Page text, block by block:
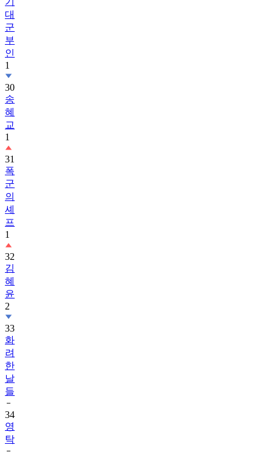
대
군
부
인
1
30
송
혜
교
1
31
폭
군
의
셰
프
1
32
김
혜
윤
2
33
화
려
한
날
들
34
영
탁